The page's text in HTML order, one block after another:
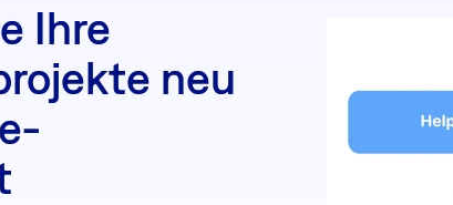
Ihre
neu